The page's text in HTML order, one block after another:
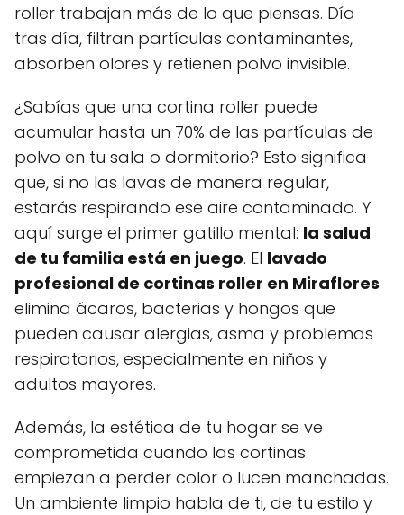
roller trabajan más de lo que piensas. Día
tras día, filtran partículas contaminantes,
absorben olores y retienen polvo invisible.
¿Sabías que una cortina roller puede
acumular hasta un 70% de las partículas de
polvo en tu sala o dormitorio? Esto significa
que, si no las lavas de manera regular,
estarás respirando ese aire contaminado. Y
aquí surge el primer gatillo mental: la salud
de tu familia está en juego. El lavado
profesional de cortinas roller en Miraflores
elimina ácaros, bacterias y hongos que
pueden causar alergias, asma y problemas
respiratorios, especialmente en niños y
adultos mayores.
Además, la estética de tu hogar se ve
comprometida cuando las cortinas
empiezan a perder color o lucen manchadas.
Un ambiente limpio habla de ti, de tu estilo y